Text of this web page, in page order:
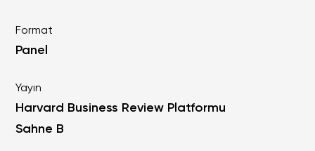
Format
Panel
Yayın
Harvard Business Review Platformu
Sahne B